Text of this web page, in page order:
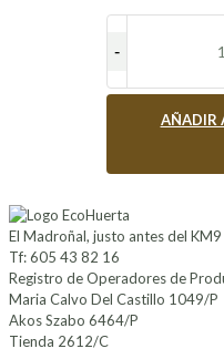
AÑADIR
El Madroñal, justo antes del KM9
Tf: 605 43 82 16
Registro de Operadores de
Maria Calvo Del Castillo 1049/P
Akos Szabo 6464/P
Tienda 2612/C